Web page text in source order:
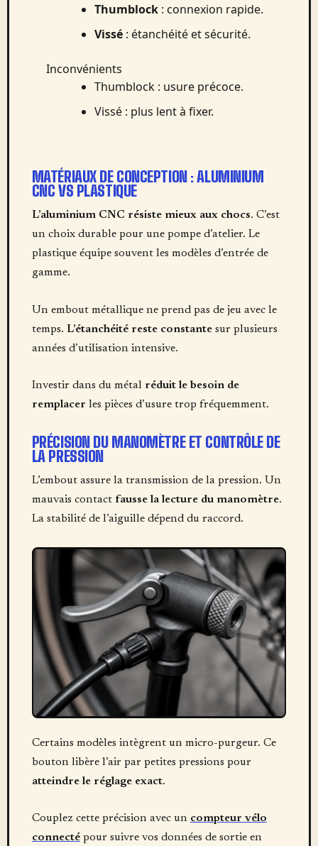
Thumblock : connexion rapide.
Vissé : étanchéité et sécurité.
Inconvénients
Thumblock : usure précoce.
Vissé : plus lent à fixer.
MATÉRIAUX DE CONCEPTION : ALUMINIUM
CNC VS PLASTIQUE
L’aluminium CNC résiste mieux aux chocs. C’est
un choix durable pour une pompe d’atelier. Le
plastique équipe souvent les modèles d’entrée de
gamme.
Un embout métallique ne prend pas de jeu avec le
temps. L’étanchéité reste constantesur plusieurs
années d’utilisation intensive.
Investir dans du métal réduit le besoin de
remplacer les pièces d’usure trop fréquemment.
PRÉCISION DU MANOMÈTRE ET CONTRÔLE DE
LA PRESSION
L’embout assure la transmission de la pression. Un
mauvais contact fausse la lecture du manomètre.
La stabilité de l’aiguille dépend du raccord.
Certains modèles intègrent un micro-purgeur. Ce
bouton libère l’air par petites pressions pour
atteindre le réglage exact.
Couplez cette précision avec un compteur vélo
connectépour suivre vos données de sortie en